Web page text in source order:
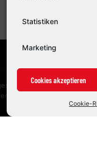
Statistiken
Marketing
Cookies akzeptieren
Cookie-
Damit erhält der
Panther zu arbeiten. Für